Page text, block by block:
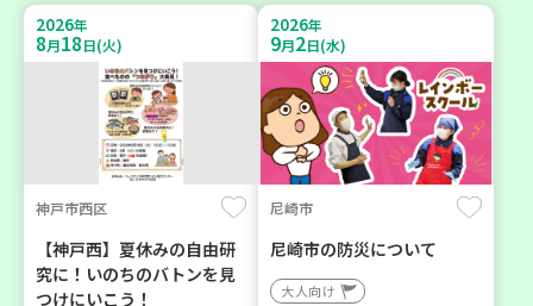
2026年
8月18日(火)
神戸市西区
【神戸西】夏休みの自由研
究に！いのちのバトンを見
つけにいこう！
2026年
9月2日(水)
尼崎市
尼崎市の防災について
大人向け